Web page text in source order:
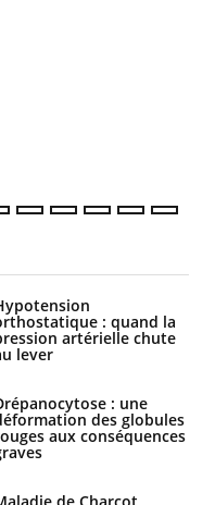
: quand la
artérielle chute
lever
: une
des globules
aux conséquences
de Charcot